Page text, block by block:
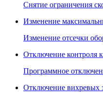
Снятие ограничения
Изменение
Изменение отсечки
Отключение контроля
Программное
Отключение вихревых